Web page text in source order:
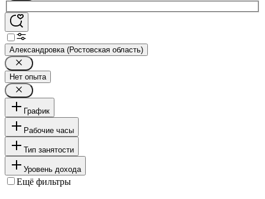
Александровка (Ростовская область)
Нет опыта
График
Рабочие часы
Тип занятости
Уровень дохода
Ещё фильтры